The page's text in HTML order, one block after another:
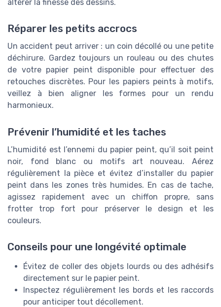
altérer la finesse des dessins.
Réparer les petits accrocs
Un accident peut arriver : un coin décollé ou une petite
déchirure. Gardez toujours un rouleau ou des chutes
de votre papier peint disponible pour effectuer des
retouches discrètes. Pour les papiers peints à motifs,
veillez à bien aligner les formes pour un rendu
harmonieux.
Prévenir l’humidité et les taches
L’humidité est l’ennemi du papier peint, qu’il soit peint
noir, fond blanc ou motifs art nouveau. Aérez
régulièrement la pièce et évitez d’installer du papier
peint dans les zones très humides. En cas de tache,
agissez rapidement avec un chiffon propre, sans
frotter trop fort pour préserver le design et les
couleurs.
Conseils pour une longévité optimale
Évitez de coller des objets lourds ou des adhésifs
directement sur le papier peint.
Inspectez régulièrement les bords et les raccords
pour anticiper tout décollement.